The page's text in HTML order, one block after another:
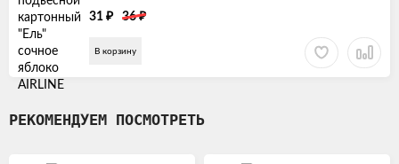
31 ₽ 36₽
В корзину
РЕКОМЕНДУЕМ ПОСМОТРЕТЬ